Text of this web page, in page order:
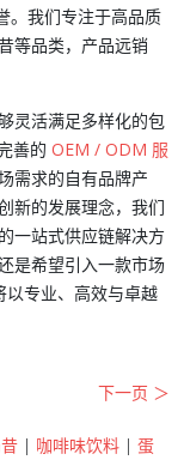
。我们专注于高品质
等品类，产品远销
灵活满足多样化的包
善的 OEM / ODM 服
需求的自有品牌产
新的发展理念，我们
一站式供应链解决方
是希望引入一款市场
以专业、高效与卓越
下一页 ＞
| 咖啡味饮料 | 蛋